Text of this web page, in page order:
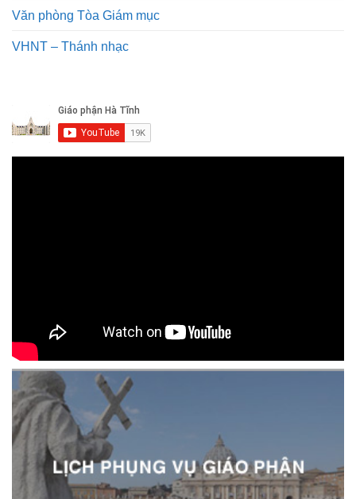
Văn phòng Tòa Giám mục
VHNT – Thánh nhạc